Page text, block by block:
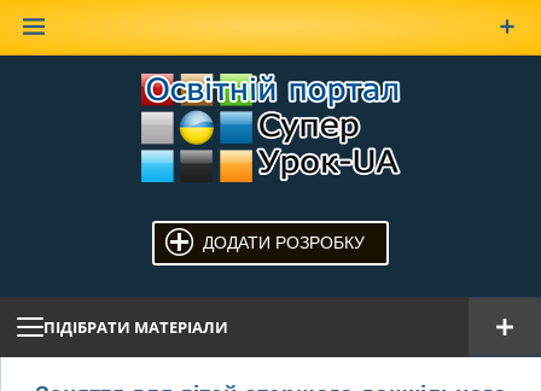
ДОДАТИ РОЗРОБКУ
ПІДІБРАТИ МАТЕРІАЛИ